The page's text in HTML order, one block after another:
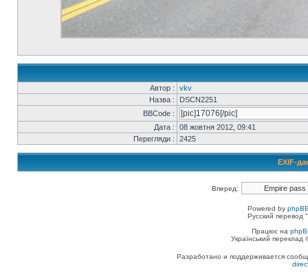
Автор :
vkv
Назва :
DSCN2251
BBCode :
Дата :
08 жовтня 2012, 09:41
Перегляди :
2425
EXIF-
Вперед:
Powered by
Русский перевод
Працює на
Український
Разработано и поддерживается